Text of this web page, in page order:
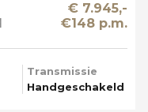
€ 7.945,-
€148 p.m.
Transmissie
Handgeschakeld